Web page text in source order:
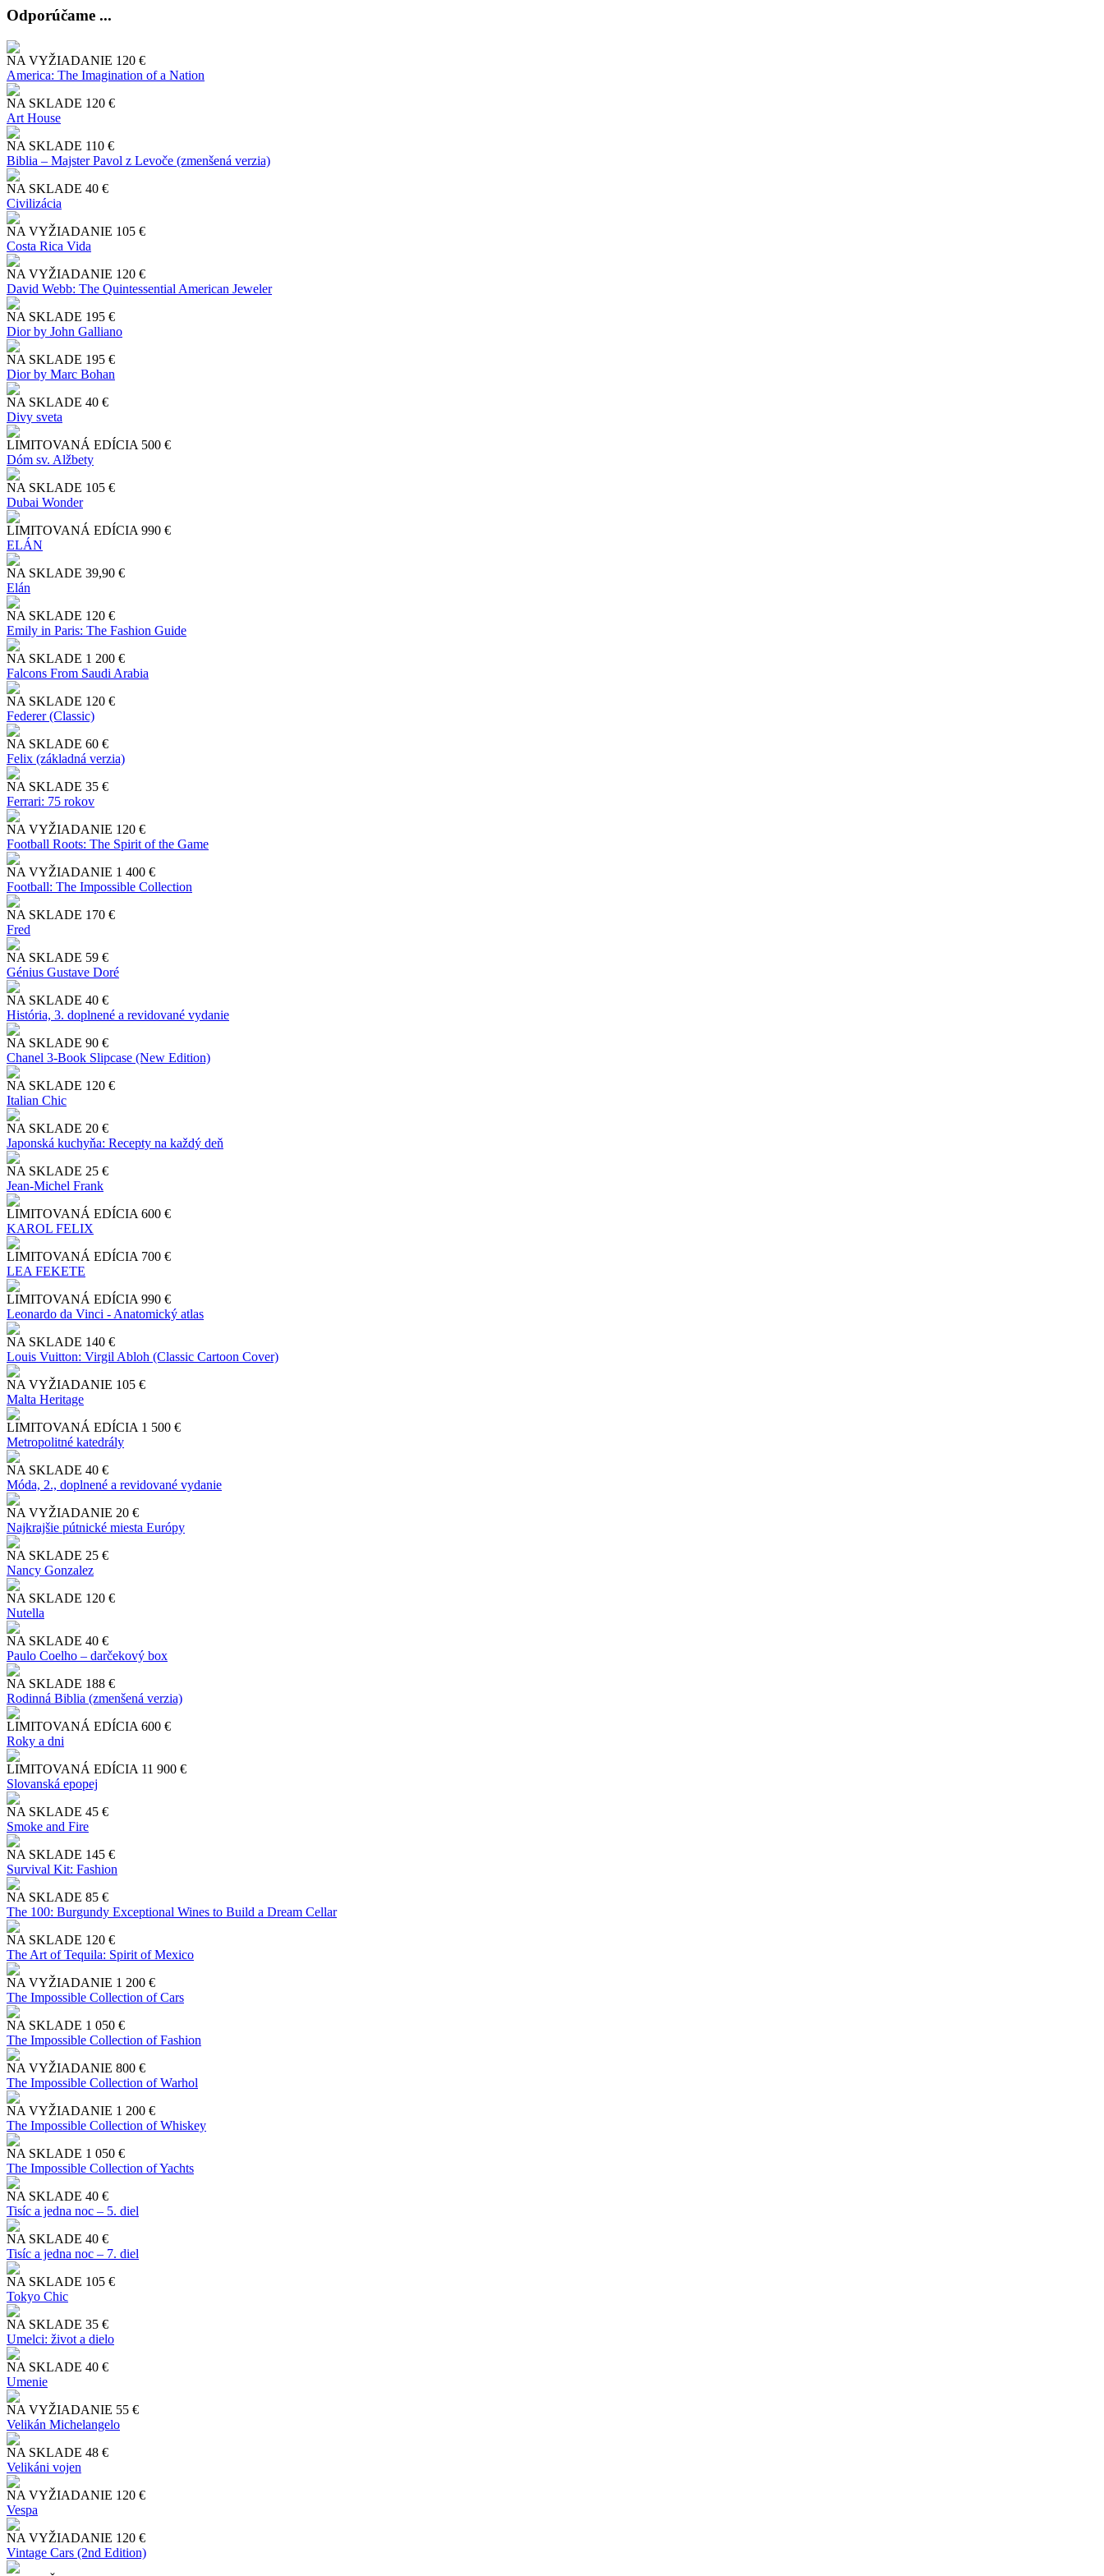
Odporúčame ...
NA VYŽIADANIE 120 €
America: The Imagination of a Nation
NA SKLADE 120 €
Art House
NA SKLADE 110 €
Biblia – Majster Pavol z Levoče (zmenšená verzia)
NA SKLADE 40 €
Civilizácia
NA VYŽIADANIE 105 €
Costa Rica Vida
NA VYŽIADANIE 120 €
David Webb: The Quintessential American Jeweler
NA SKLADE 195 €
Dior by John Galliano
NA SKLADE 195 €
Dior by Marc Bohan
NA SKLADE 40 €
Divy sveta
LIMITOVANÁ EDÍCIA 500 €
Dóm sv. Alžbety
NA SKLADE 105 €
Dubai Wonder
LIMITOVANÁ EDÍCIA 990 €
ELÁN
NA SKLADE 39,90 €
Elán
NA SKLADE 120 €
Emily in Paris: The Fashion Guide
NA SKLADE 1 200 €
Falcons From Saudi Arabia
NA SKLADE 120 €
Federer (Classic)
NA SKLADE 60 €
Felix (základná verzia)
NA SKLADE 35 €
Ferrari: 75 rokov
NA VYŽIADANIE 120 €
Football Roots: The Spirit of the Game
NA VYŽIADANIE 1 400 €
Football: The Impossible Collection
NA SKLADE 170 €
Fred
NA SKLADE 59 €
Génius Gustave Doré
NA SKLADE 40 €
História, 3. doplnené a revidované vydanie
NA SKLADE 90 €
Chanel 3-Book Slipcase (New Edition)
NA SKLADE 120 €
Italian Chic
NA SKLADE 20 €
Japonská kuchyňa: Recepty na každý deň
NA SKLADE 25 €
Jean-Michel Frank
LIMITOVANÁ EDÍCIA 600 €
KAROL FELIX
LIMITOVANÁ EDÍCIA 700 €
LEA FEKETE
LIMITOVANÁ EDÍCIA 990 €
Leonardo da Vinci - Anatomický atlas
NA SKLADE 140 €
Louis Vuitton: Virgil Abloh (Classic Cartoon Cover)
NA VYŽIADANIE 105 €
Malta Heritage
LIMITOVANÁ EDÍCIA 1 500 €
Metropolitné katedrály
NA SKLADE 40 €
Móda, 2., doplnené a revidované vydanie
NA VYŽIADANIE 20 €
Najkrajšie pútnické miesta Európy
NA SKLADE 25 €
Nancy Gonzalez
NA SKLADE 120 €
Nutella
NA SKLADE 40 €
Paulo Coelho – darčekový box
NA SKLADE 188 €
Rodinná Biblia (zmenšená verzia)
LIMITOVANÁ EDÍCIA 600 €
Roky a dni
LIMITOVANÁ EDÍCIA 11 900 €
Slo​vanská epopej
NA SKLADE 45 €
Smoke and Fire
NA SKLADE 145 €
Survival Kit: Fashion
NA SKLADE 85 €
The 100: Burgundy Exceptional Wines to Build a Dream Cellar
NA SKLADE 120 €
The Art of Tequila: Spirit of Mexico
NA VYŽIADANIE 1 200 €
The Impossible Collection of Cars
NA SKLADE 1 050 €
The Impossible Collection of Fashion
NA VYŽIADANIE 800 €
The Impossible Collection of Warhol
NA VYŽIADANIE 1 200 €
The Impossible Collection of Whiskey
NA SKLADE 1 050 €
The Impossible Collection of Yachts
NA SKLADE 40 €
Tisíc a jedna noc – 5. diel
NA SKLADE 40 €
Tisíc a jedna noc – 7. diel
NA SKLADE 105 €
Tokyo Chic
NA SKLADE 35 €
Umelci: život a dielo
NA SKLADE 40 €
Umenie
NA VYŽIADANIE 55 €
Velikán Michelangelo
NA SKLADE 48 €
Velikáni vojen
NA VYŽIADANIE 120 €
Vespa
NA VYŽIADANIE 120 €
Vintage Cars (2nd Edition)